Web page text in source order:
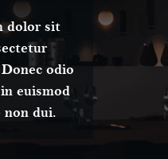
dolor sit
odio
euismod
non dui.